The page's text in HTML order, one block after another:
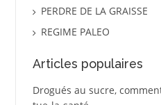
PERDRE DE LA GRAISSE
REGIME PALEO
Articles populaires
Drogués au sucre,